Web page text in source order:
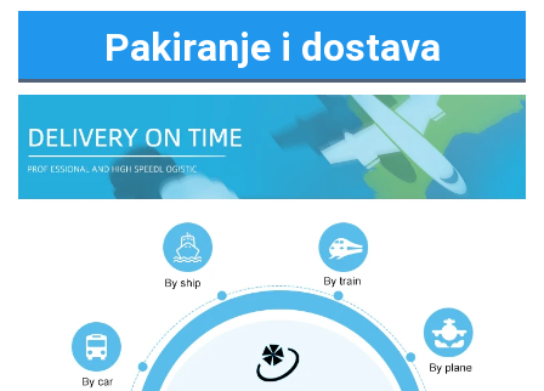
Pakiranje i dostava